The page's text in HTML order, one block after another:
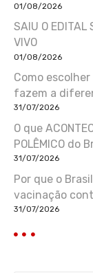
01/08/2026
SAIU O
VIVO
01/08/2026
Como
fazem a
31/07/2026
O que
POLÊMICO do
31/07/2026
Por que o
vacinação
31/07/2026